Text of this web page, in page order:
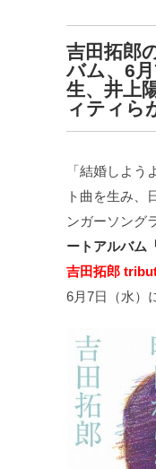
吉田拓郎
バム、6
生、井上
ィティら
「結婚しよう
ト曲を生み、
ンガーソング
ートアルバム
吉田拓郎
6月7日（水）